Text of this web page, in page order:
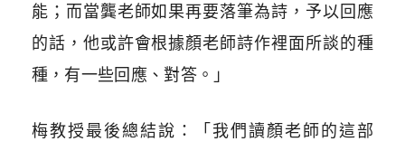
能；而當龔老師如果再要落筆為詩，予以回應
的話，他或許會根據顏老師詩作裡面所談的種
種，有一些回應、對答。」
梅教授最後總結說：「我們讀顏老師的這部